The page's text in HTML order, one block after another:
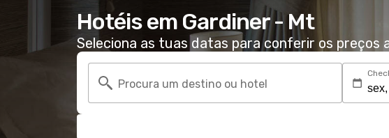
Hotéis em Gardiner - Mt
Seleciona as tuas datas para conferir os preços
Procura um destino ou hotel